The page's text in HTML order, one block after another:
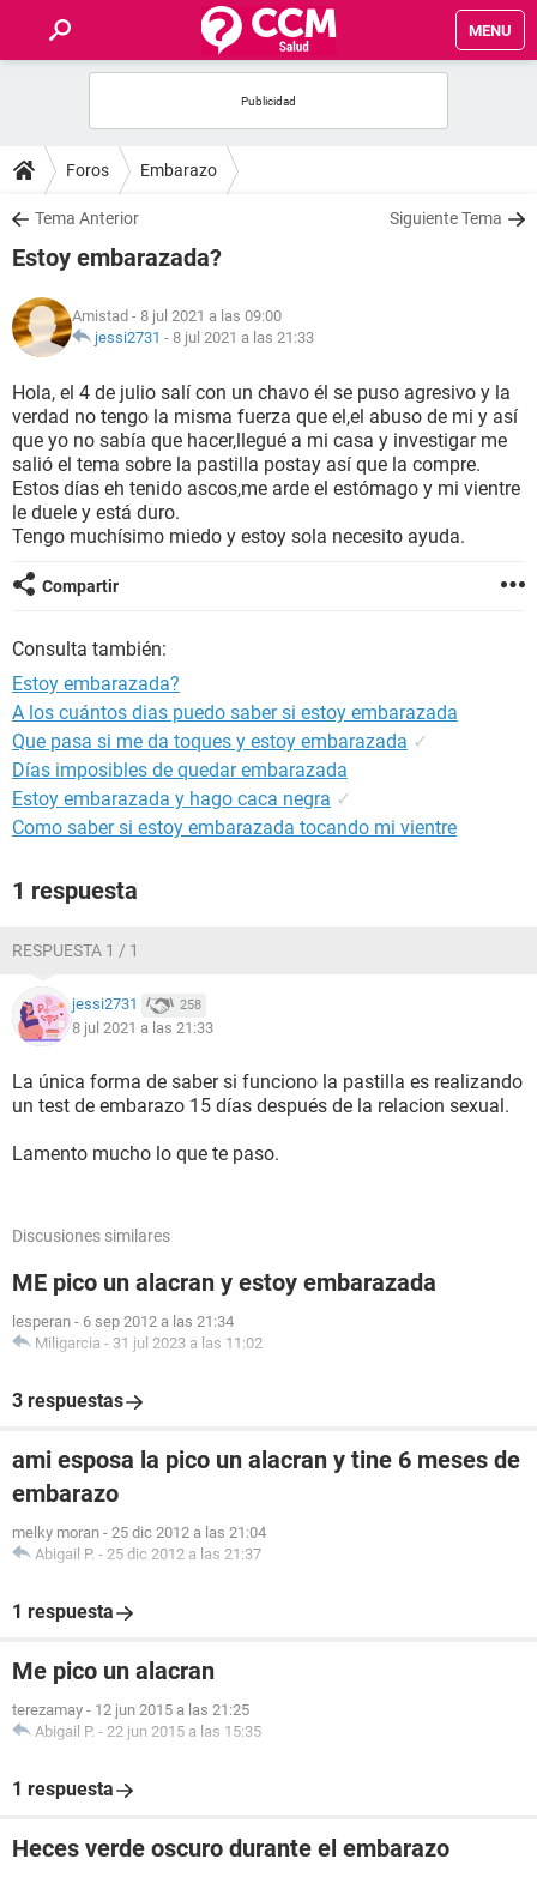
MENU
FOROS
SALUD
FAMILIA
NUTRICIÓN
BIENESTAR
SEXUALIDAD
GLOSARIO
Foros Embarazo
Tema Anterior Siguiente Tema
Estoy embarazada?
Amistad - 8 jul 2021 a las 09:00
jessi2731 - 8 jul 2021 a las 21:33
Hola, el 4 de julio salí con un chavo él se puso agresivo y la
verdad no tengo la misma fuerza que el,el abuso de mi y así
que yo no sabía que hacer,llegué a mi casa y investigar me
salió el tema sobre la pastilla postay así que la compre.
Estos días eh tenido ascos,me arde el estómago y mi vientre
le duele y está duro.
Tengo muchísimo miedo y estoy sola necesito ayuda.
Compartir
Consulta también:
Estoy embarazada?
A los cuántos dias puedo saber si estoy embarazada
Que pasa si me da toques y estoy embarazada ✓
Días imposibles de quedar embarazada
Estoy embarazada y hago caca negra ✓
Como saber si estoy embarazada tocando mi vientre
1 respuesta
RESPUESTA 1 / 1
jessi2731 258
8 jul 2021 a las 21:33
La única forma de saber si funciono la pastilla es realizando
un test de embarazo 15 días después de la relacion sexual.
Lamento mucho lo que te paso.
Discusiones similares
ME pico un alacran y estoy embarazada
lesperan - 6 sep 2012 a las 21:34
Miligarcia - 31 jul 2023 a las 11:02
3 respuestas
ami esposa la pico un alacran y tine 6 meses de
embarazo
melky moran - 25 dic 2012 a las 21:04
Abigail P. - 25 dic 2012 a las 21:37
1 respuesta
Me pico un alacran
terezamay - 12 jun 2015 a las 21:25
Abigail P. - 22 jun 2015 a las 15:35
1 respuesta
Heces verde oscuro durante el embarazo